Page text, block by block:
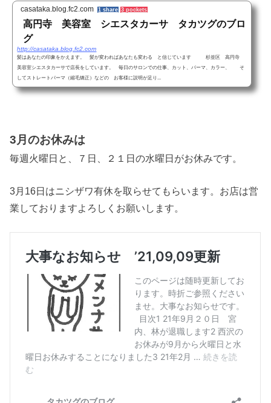
casataka.blog.fc2.com 1 share 3 pockets
高円寺 美容室 シエスタカーサ タカツグのブロ
グ
http://casataka.blog.fc2.com
髪はあなたの印象をかえます。 髪が変わればあなたも変わる と信じています 杉並区 高円寺
美容室シエスタカーサで店長をしています。 毎日のサロンでの仕事、カット、パーマ、カラー、 そ
してストレートパーマ（縮毛矯正）などの お客様に説明が足り...
3月のお休みは
毎週火曜日と、７日、２１日の水曜日がお休みです。
3月16日はニシザワ有休を取らせてもらいます。お店は営
業しておりますよろしくお願いします。